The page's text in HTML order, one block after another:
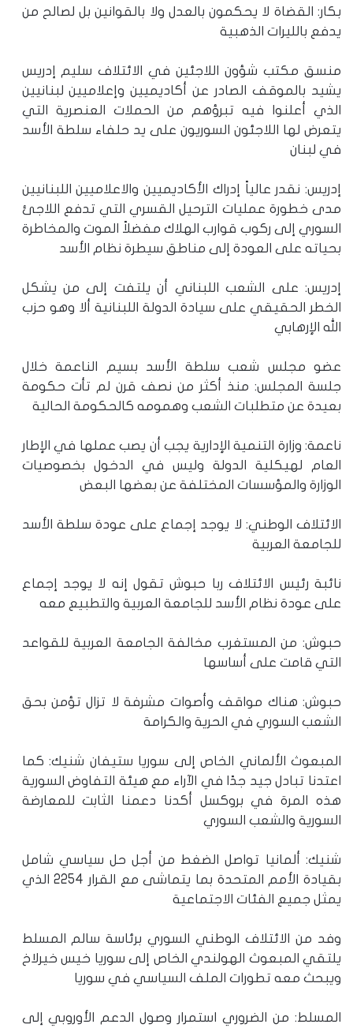
بكار: القضاة لا يحكمون بالعدل ولا بالقوانين بل لصالح من
يدفع بالليرات الذهبية
منسق مكتب شؤون اللاجئين في الائتلاف سليم إدريس
يشيد بالموقف الصادر عن أكاديميين وإعلاميين لبنانيين
الذي أعلنوا فيه تبرؤهم من الحملات العنصرية التي
يتعرض لها اللاجئون السوريون على يد حلفاء سلطة الأسد
في لبنان
إدريس: نقدر عالياً إدراك الأكاديميين والاعلاميين اللبنانيين
مدى خطورة عمليات الترحيل القسري التي تدفع اللاجئ
السوري إلى ركوب قوارب الهلاك مفضلاً الموت والمخاطرة
بحياته على العودة إلى مناطق سيطرة نظام الأسد
إدريس: على الشعب اللبناني أن يلتفت إلى من يشكل
الخطر الحقيقي على سيادة الدولة اللبنانية ألا وهو حزب
الله الإرهابي
عضو مجلس شعب سلطة الأسد بسيم الناعمة خلال
جلسة المجلس: منذ أكثر من نصف قرن لم تأت حكومة
بعيدة عن متطلبات الشعب وهمومه كالحكومة الحالية
ناعمة: وزارة التنمية الإدارية يجب أن يصب عملها في الإطار
العام لهيكلية الدولة وليس في الدخول بخصوصيات
الوزارة والمؤسسات المختلفة عن بعضها البعض
الائتلاف الوطني: لا يوجد إجماع على عودة سلطة الأسد
للجامعة العربية
نائبة رئيس الائتلاف ربا حبوش تقول إنه لا يوجد إجماع
على عودة نظام الأسد للجامعة العربية والتطبيع معه
حبوش: من المستغرب مخالفة الجامعة العربية للقواعد
التي قامت على أساسها
حبوش: هناك مواقف وأصوات مشرفة لا تزال تؤمن بحق
الشعب السوري في الحرية والكرامة
المبعوث الألماني الخاص إلى سوريا ستيفان شنيك: ‏كما
اعتدنا تبادل جيد جدًا في الآراء مع هيئة التفاوض السورية
هذه المرة في بروكسل أكدنا دعمنا الثابت للمعارضة
السورية والشعب السوري‎
شنيك: ألمانيا تواصل الضغط من أجل حل سياسي شامل
بقيادة الأمم المتحدة بما يتماشى مع القرار 2254 الذي
يمثل جميع الفئات الاجتماعية
وفد من الائتلاف الوطني السوري برئاسة سالم المسلط
يلتقي المبعوث الهولندي الخاص إلى سوريا خيس خيرلاخ
ويبحث معه تطورات الملف السياسي في سوريا
المسلط: من الضروري استمرار وصول الدعم الأوروبي إلى